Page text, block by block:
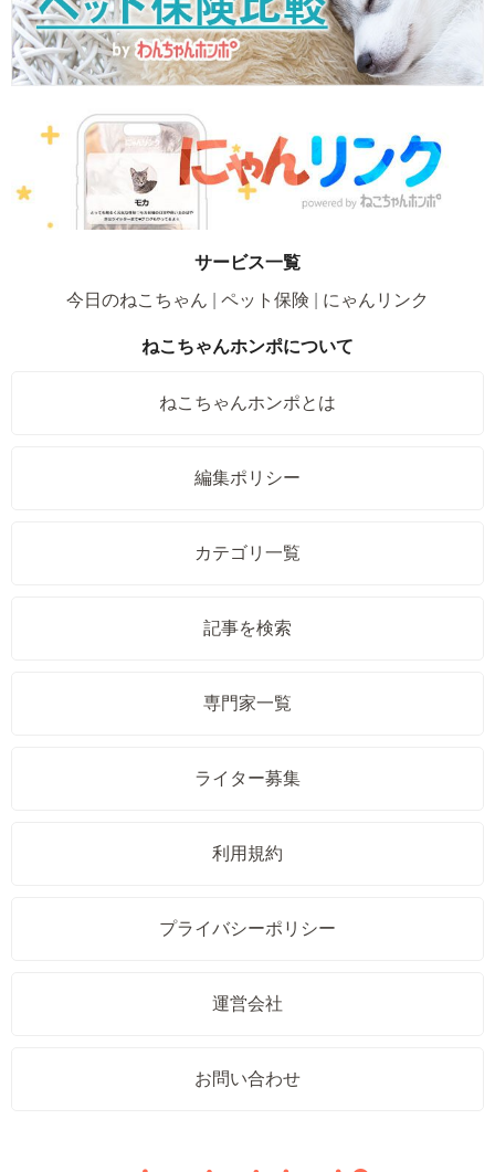
サービス一覧
今日のねこちゃん
ペット保険 にゃんリンク
ねこちゃんホンポについて
ねこちゃんホンポとは
編集ポリシー
カテゴリ一覧
記事を検索
専門家一覧
ライター募集
利用規約
プライバシーポリシー
運営会社
お問い合わせ